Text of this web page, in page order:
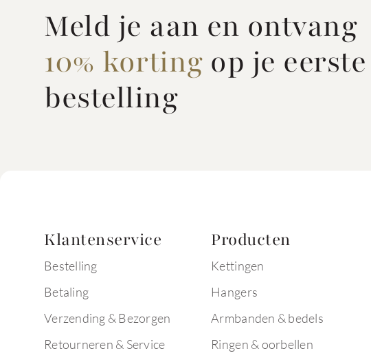
Meld je aan en ontvang
10% korting op je eerste
bestelling
Klantenservice
Bestelling
Betaling
Verzending & Bezorgen
Retourneren & Service
Producten
Kettingen
Hangers
Armbanden & bedels
Ringen & oorbellen